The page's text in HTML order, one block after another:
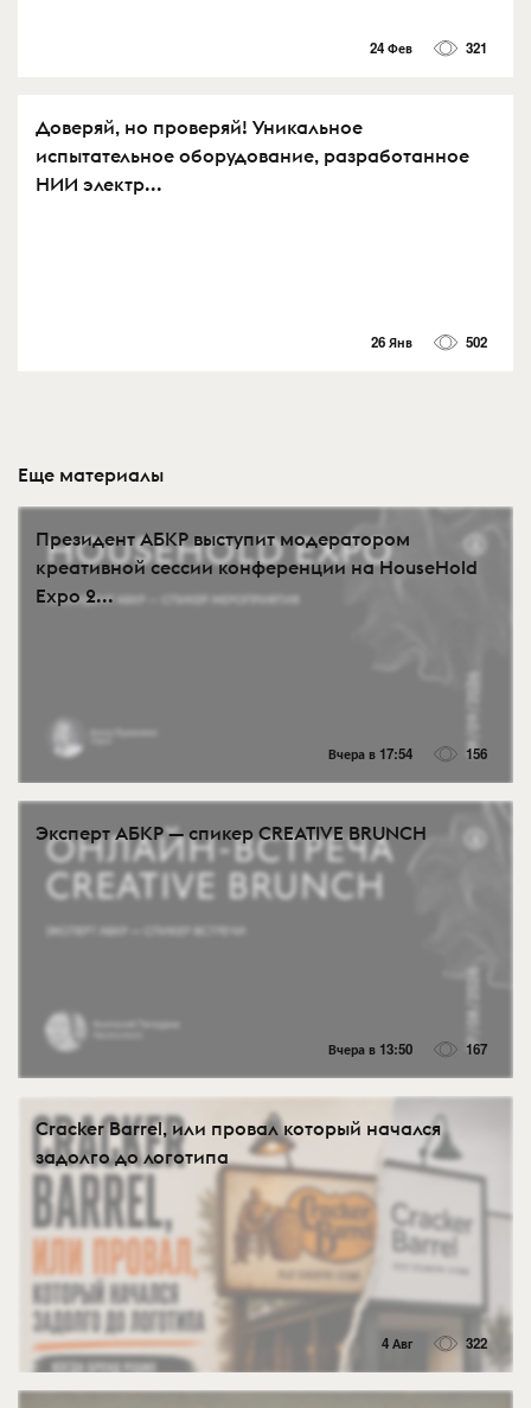
24 Фев 321
Доверяй, но проверяй! Уникальное
испытательное оборудование, разработанное
НИИ электр...
26 Янв 502
Еще материалы
Президент АБКР выступит модератором
креативной сессии конференции на HouseHold
Expo 2...
Вчера в 17:54 156
Эксперт АБКР — спикер CREATIVE BRUNCH
Вчера в 13:50 167
Cracker Barrel, или провал который начался
задолго до логотипа
4 Авг 322